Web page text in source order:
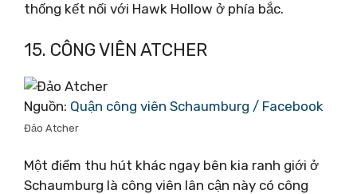
thống kết nối với Hawk Hollow ở phía bắc.
15. CÔNG VIÊN ATCHER
Nguồn: Quận công viên Schaumburg / Facebook
Đảo Atcher
Một điểm thu hút khác ngay bên kia ranh giới ở
Schaumburg là công viên lân cận này có công